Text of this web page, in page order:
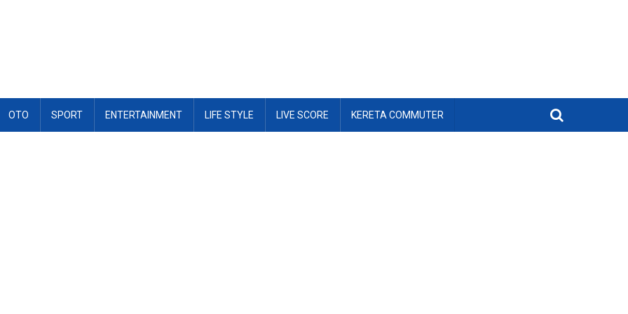
OTO SPORT ENTERTAINMENT LIFE STYLE LIVE SCORE KERETA COMMUTER